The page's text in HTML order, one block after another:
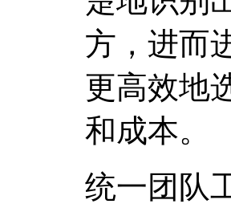
方，进而
更高效地
和成本。
统一团队